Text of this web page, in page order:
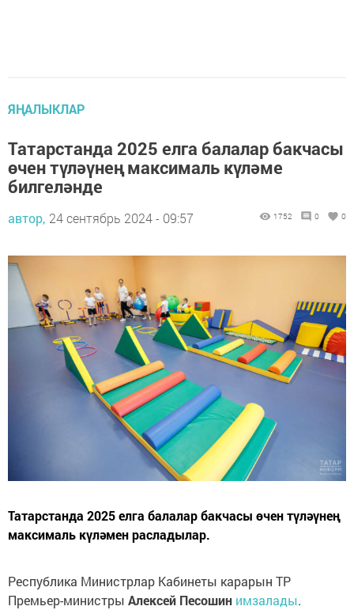
ЯҢАЛЫКЛАР
Татарстанда 2025 елга балалар бакчасы
өчен түләүнең максималь күләме
билгеләнде
автор, 24 сентябрь 2024 - 09:57 1752 0 0
Татарстанда 2025 елга балалар бакчасы өчен түләүнең
максималь күләмен расладылар.
Республика Министрлар Кабинеты карарын ТР
Премьер-министры Алексей Песошин имзалады.